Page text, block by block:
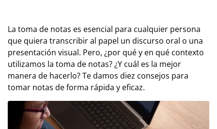
La toma de notas es esencial para cualquier persona
que quiera transcribir al papel un discurso oral o una
presentación visual. Pero, ¿por qué y en qué contexto
utilizamos la toma de notas? ¿Y cuál es la mejor
manera de hacerlo? Te damos diez consejos para
tomar notas de forma rápida y eficaz.